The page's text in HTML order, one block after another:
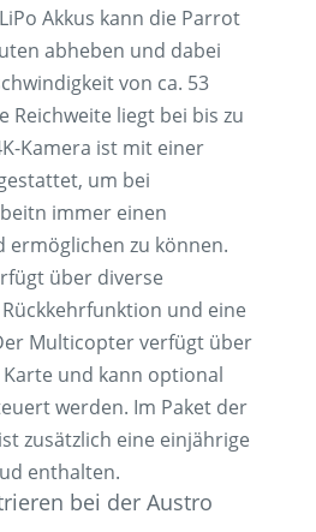
Akkus kann die Parrot
abheben und dabei
von ca. 53
Reichweite liegt bei bis zu
Kamera ist mit einer
um bei
immer einen
ermöglichen zu können.
über diverse
und eine
Multicopter verfügt über
Karte und kann optional
werden. Im Paket der
zusätzlich eine einjährige
enthalten.
bei der Austro